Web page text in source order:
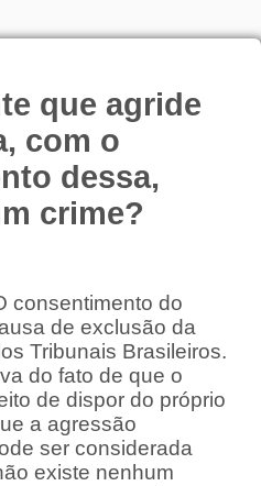
que agride
com o
dessa,
crime?
consentimento do
de exclusão da
Tribunais Brasileiros.
do fato de que o
de dispor do próprio
a agressão
ser considerada
existe nenhum